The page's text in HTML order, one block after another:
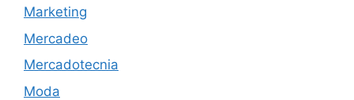
Marketing
Mercadeo
Mercadotecnia
Moda